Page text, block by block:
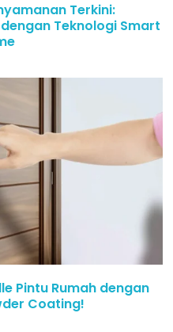
Terkini:
Teknologi Smart
Pintu Rumah dengan
Coating!